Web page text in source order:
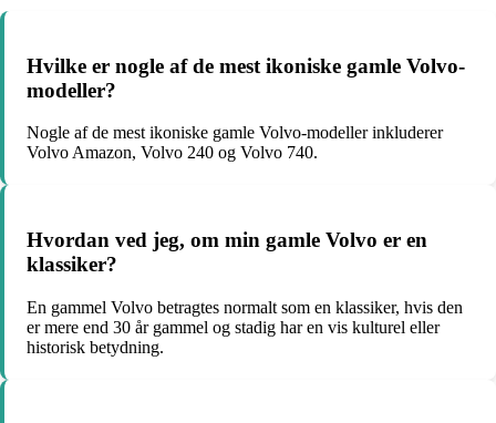
Hvilke er nogle af de mest ikoniske gamle Volvo-
modeller?
Nogle af de mest ikoniske gamle Volvo-modeller inkluderer
Volvo Amazon, Volvo 240 og Volvo 740.
Hvordan ved jeg, om min gamle Volvo er en
klassiker?
En gammel Volvo betragtes normalt som en klassiker, hvis den
er mere end 30 år gammel og stadig har en vis kulturel eller
historisk betydning.